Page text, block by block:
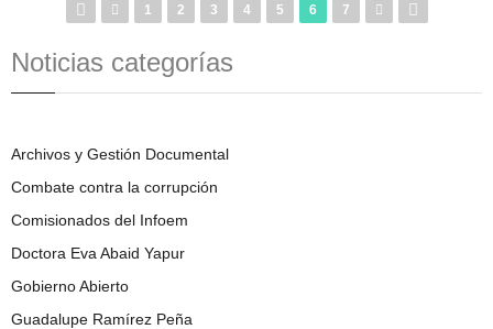
1 2 3 4 5 6 7
Noticias categorías
Archivos y Gestión Documental
Combate contra la corrupción
Comisionados del Infoem
Doctora Eva Abaid Yapur
Gobierno Abierto
Guadalupe Ramírez Peña